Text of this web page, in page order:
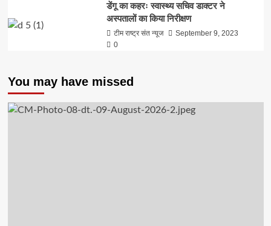
डेंगू का कहरः स्वास्थ्य सचिव डाक्टर ने
अस्पतालों का किया निरीक्षण
टीम राष्ट्र संत न्यूज
September 9, 2023
0
You may have missed